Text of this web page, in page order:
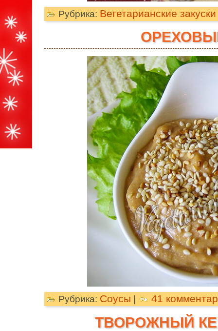
Рубрика: Вегетарианские закуски
Рубрика: Соусы 41
ТВОРОЖНЫЙ